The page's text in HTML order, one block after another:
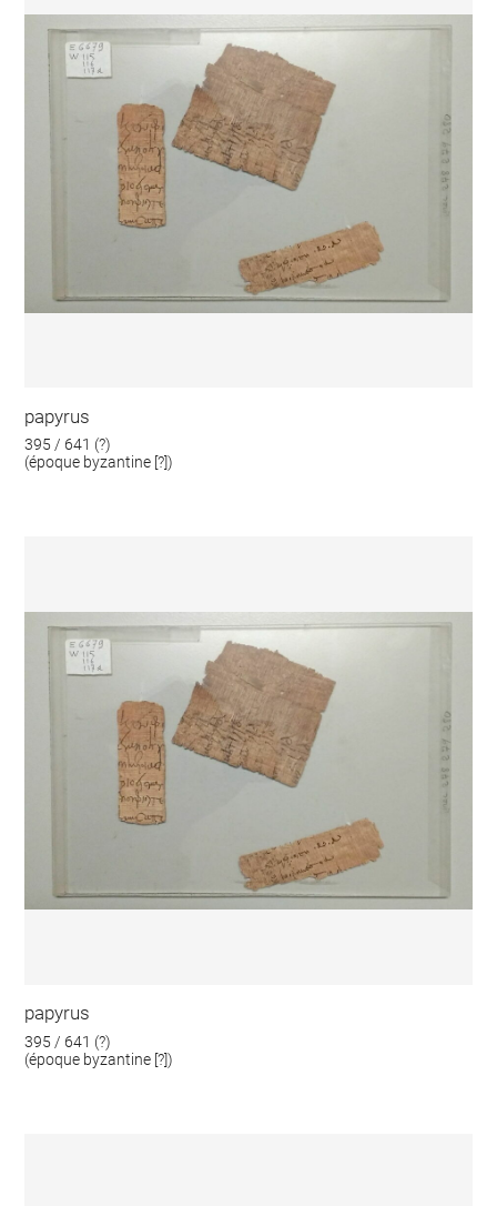
papyrus
395 / 641 (?)
(époque byzantine [?])
papyrus
395 / 641 (?)
(époque byzantine [?])